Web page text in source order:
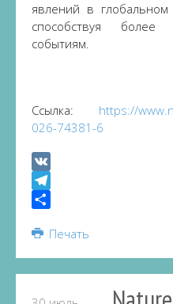
явлений в
способствуя более
событиям.
Ссылка: https://
026-74381-6
VK
Telegram
Печать